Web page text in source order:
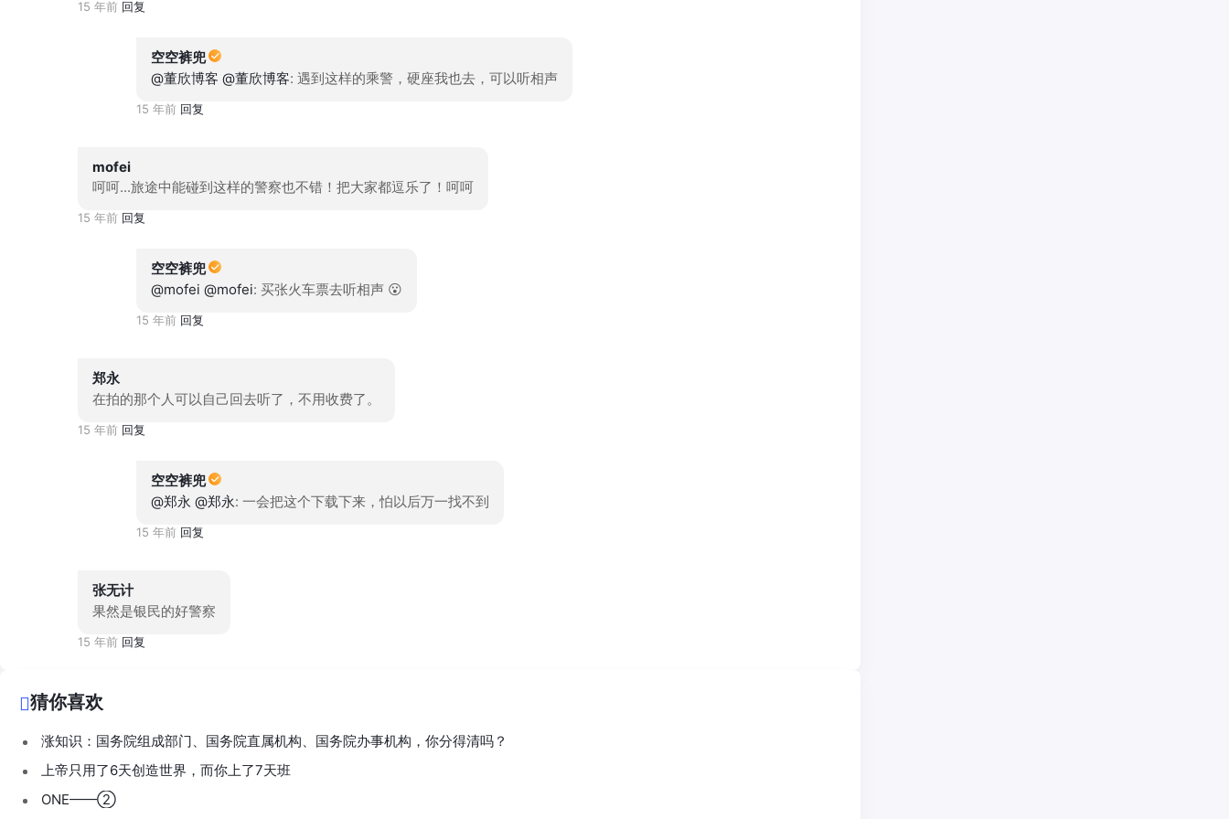
15 年前 回复
空空裤兜
@董欣博客 @董欣博客: 遇到这样的乘警，硬座我也去，可以听相声
15 年前 回复
mofei
呵呵...旅途中能碰到这样的警察也不错！把大家都逗乐了！呵呵
15 年前 回复
空空裤兜
@mofei @mofei: 买张火车票去听相声 😮
15 年前 回复
郑永
在拍的那个人可以自己回去听了，不用收费了。
15 年前 回复
空空裤兜
@郑永 @郑永: 一会把这个下载下来，怕以后万一找不到
15 年前 回复
张无计
果然是银民的好警察
15 年前 回复
猜你喜欢
涨知识：国务院组成部门、国务院直属机构、国务院办事机构，你分得清吗？
上帝只用了6天创造世界，而你上了7天班
ONE——②